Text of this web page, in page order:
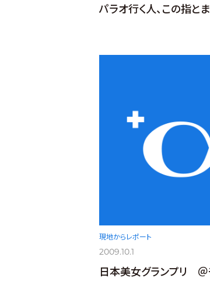
パラオ行く人、この指とま
現地からレポート
2009.10.1
日本美女グランプリ ＠